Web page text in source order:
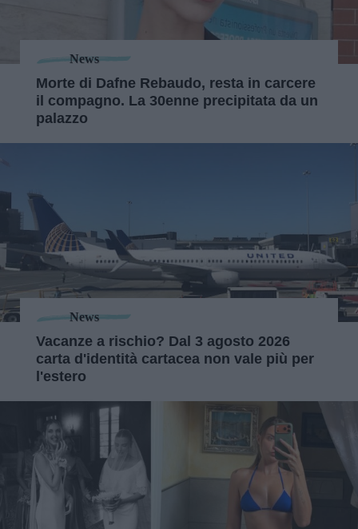
News
Morte di Dafne Rebaudo, resta in carcere
il compagno. La 30enne precipitata da un
palazzo
News
Vacanze a rischio? Dal 3 agosto 2026
carta d'identità cartacea non vale più per
l'estero